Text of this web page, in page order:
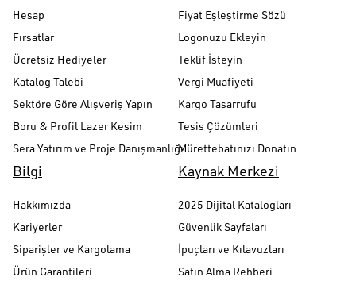
Hesap
Fırsatlar
Ücretsiz Hediyeler
Katalog Talebi
Sektöre Göre Alışveriş Yapın
Boru & Profil Lazer Kesim
Sera Yatırım ve Proje Danışmanlığı
Fiyat Eşleştirme Sözü
Logonuzu Ekleyin
Teklif İsteyin
Vergi Muafiyeti
Kargo Tasarrufu
Tesis Çözümleri
Mürettebatınızı Donatın
Bilgi
Hakkımızda
Kariyerler
Siparişler ve Kargolama
Ürün Garantileri
Kaynak Merkezi
2025 Dijital Katalogları
Güvenlik Sayfaları
İpuçları ve Kılavuzları
Satın Alma Rehberi